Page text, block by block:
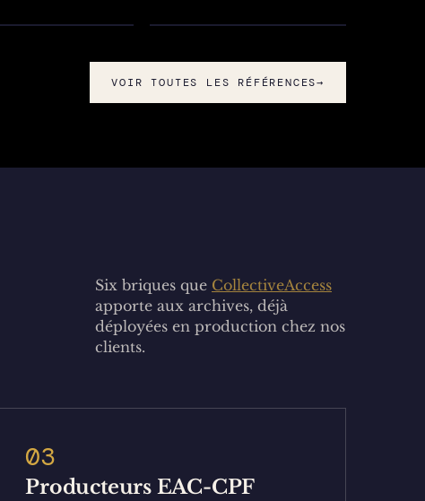
VOIR TOUTES LES RÉFÉRENCES→
Six briques que CollectiveAccess
apporte aux archives, déjà
déployées en production chez nos
clients.
03
Producteurs EAC-CPF